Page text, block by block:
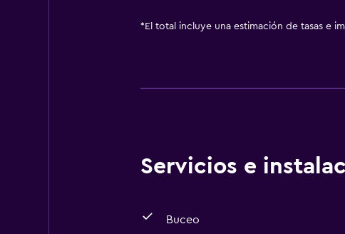
* El total incluye una estimación de tasas e
Servicios e
Buceo